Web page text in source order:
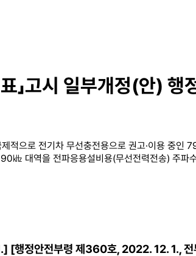
」고시 일부개정(안) 행
적으로 전기차 무선충전용으로 권고·이용 중
㎑ 대역을 전파응용설비용(무선전력전송) 주파
[행정안전부령 제360호, 2022. 12. 1.,